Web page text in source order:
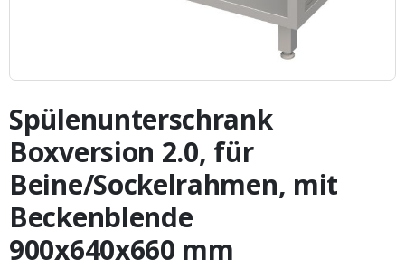
Anfang
der
Bildergalerie
springen
Spülenunterschrank
Boxversion 2.0, für
Beine/Sockelrahmen, mit
Beckenblende
900x640x660 mm